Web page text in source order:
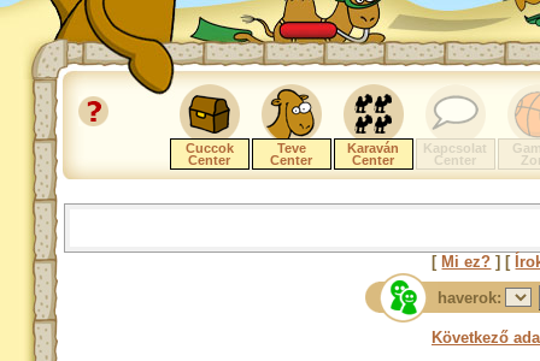
Cuccok
Center
Teve
Center
Karaván
Center
Kapcsolat
Center
[ Mi ez? ] [
haverok:
Következő